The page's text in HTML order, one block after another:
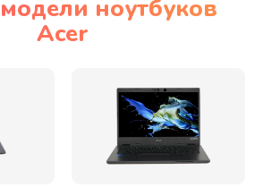
Настройка BIOS
видеочипа
ноутбуков
Acer